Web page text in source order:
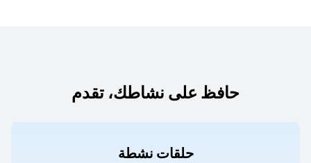
حافظ على نشاطك، تقدم
حلقات نشطة